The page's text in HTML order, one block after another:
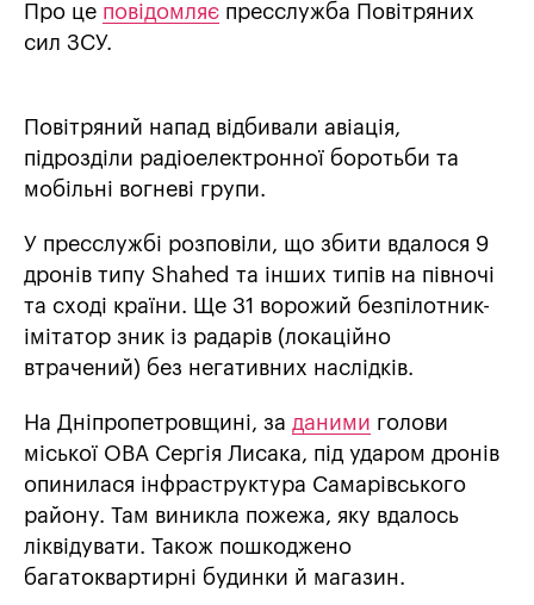
Про це повідомляє пресслужба Повітряних
сил ЗСУ.
Повітряний напад відбивали авіація,
підрозділи радіоелектронної боротьби та
мобільні вогневі групи.
У пресслужбі розповіли, що збити вдалося 9
дронів типу Shahed та інших типів на півночі
та сході країни. Ще 31 ворожий безпілотник-
імітатор зник із радарів (локаційно
втрачений) без негативних наслідків.
На Дніпропетровщині, за даними голови
міської ОВА Сергія Лисака, під ударом дронів
опинилася інфраструктура Самарівського
району. Там виникла пожежа, яку вдалось
ліквідувати. Також пошкоджено
багатоквартирні будинки й магазин.